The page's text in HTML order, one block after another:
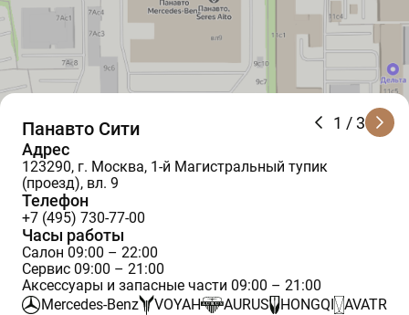
1 / 3
Панавто Сити
Адрес
123290, г. Москва, 1-й Магистральный тупик
(проезд), вл. 9
Телефон
+7 (495) 730-77-00
Часы работы
Салон 09:00 – 22:00
Сервис 09:00 – 21:00
Аксессуары и запасные части 09:00 – 21:00
Mercedes-Benz
VOYAH AURUS HONGQI
AVATR